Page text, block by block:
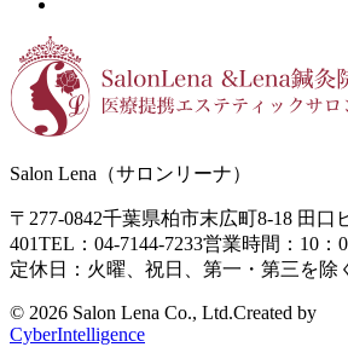
Salon Lena（サロンリーナ）
〒277-0842千葉県柏市末広町8-18 田口
401TEL：04-7144-7233営業時間：10：
定休日：火曜、祝日、第一・第三を除
© 2026 Salon Lena Co., Ltd.Created by
CyberIntelligence